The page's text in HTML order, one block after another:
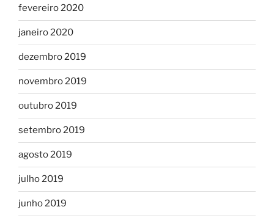
fevereiro 2020
janeiro 2020
dezembro 2019
novembro 2019
outubro 2019
setembro 2019
agosto 2019
julho 2019
junho 2019